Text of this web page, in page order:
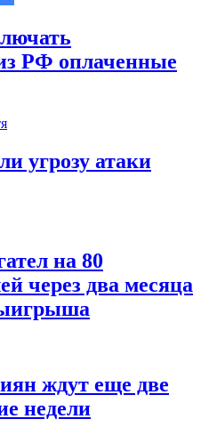
РФ оплаченные
угрозу атаки
на 80
через два месяца
ждут еще две
недели